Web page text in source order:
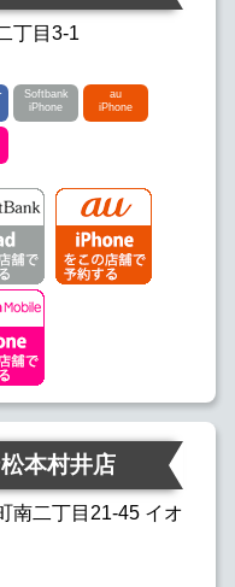
丁目3-1
Softbank
iPhone
au
iPhone
本村井店
南二丁目21-45 イオ